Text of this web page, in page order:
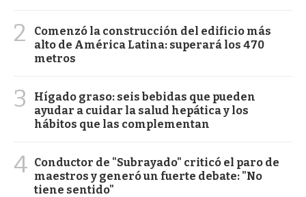
2
Comenzó la construcción del edificio más
alto de América Latina: superará los 470
metros
3
Hígado graso: seis bebidas que pueden
ayudar a cuidar la salud hepática y los
hábitos que las complementan
4 Conductor de "Subrayado" criticó el paro de
maestros y generó un fuerte debate: "No
tiene sentido"